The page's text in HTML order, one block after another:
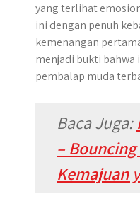
yang terlihat
ini dengan penuh
kemenangan
menjadi bukti bahwa
pembalap muda
Baca Juga:
–
Kemajuan